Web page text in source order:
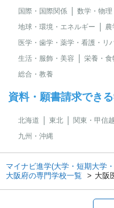
国際・国際関係
数学・物理
地球・環境・エネルギー
農
医学・歯学・薬学・看護・リ
生活・服飾・美容
栄養・食
総合・教養
資料・願書請求でき
北海道 東北 関東・甲信越
九州・沖縄
マイナビ進学(大学・短期大学
大阪府の専門学校一覧
大阪